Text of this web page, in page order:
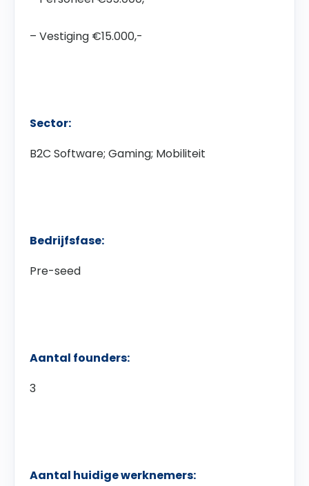
– Vestiging €15.000,-
Sector:
B2C Software; Gaming; Mobiliteit
Bedrijfsfase:
Pre-seed
Aantal founders:
3
Aantal huidige werknemers: